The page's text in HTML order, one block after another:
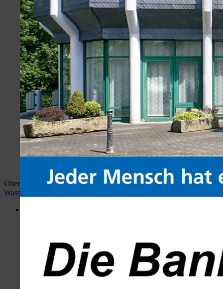
Überblick: Home wiehlan.de Hotspots Wiehl
Wiehler
Wasser Welt
Wiehler Wasser Welt
Busbahnhof
Volksbank
Weiherplatz